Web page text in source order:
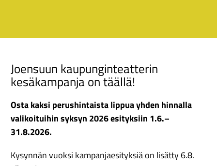
Joensuun kaupunginteatterin
kesäkampanja on täällä!
Osta kaksi perushintaista lippua yhden hinnalla
valikoituihin syksyn 2026 esityksiin 1.6.–
31.8.2026.
Kysynnän vuoksi kampanjaesityksiä on lisätty 6.8.